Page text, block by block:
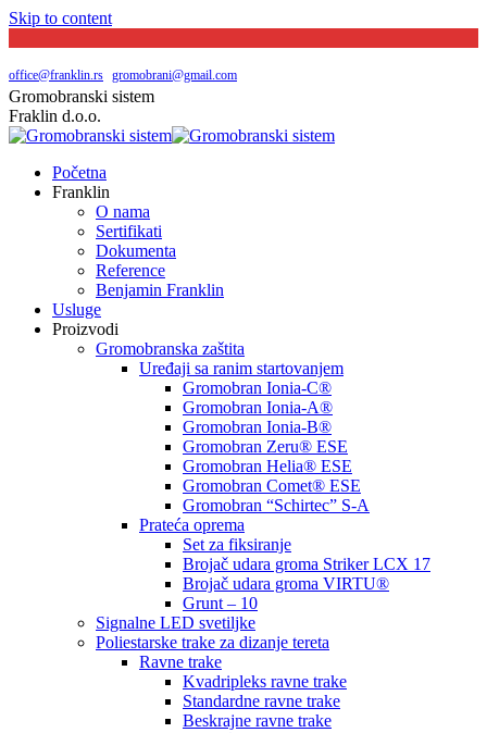
Skip to content
office@franklin.rs gromobrani@gmail.com
Gromobranski sistem
Fraklin d.o.o.
Početna
Franklin
O nama
Sertifikati
Dokumenta
Reference
Benjamin Franklin
Usluge
Proizvodi
Gromobranska zaštita
Uređaji sa ranim startovanjem
Gromobran Ionia-C®
Gromobran Ionia-A®
Gromobran Ionia-B®
Gromobran Zeru® ESE
Gromobran Helia® ESE
Gromobran Comet® ESE
Gromobran “Schirtec” S-A
Prateća oprema
Set za fiksiranje
Brojač udara groma Striker LCX 17
Brojač udara groma VIRTU®
Grunt – 10
Signalne LED svetiljke
Poliestarske trake za dizanje tereta
Ravne trake
Kvadripleks ravne trake
Standardne ravne trake
Beskrajne ravne trake